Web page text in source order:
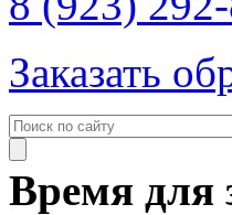
Заказать
Время для